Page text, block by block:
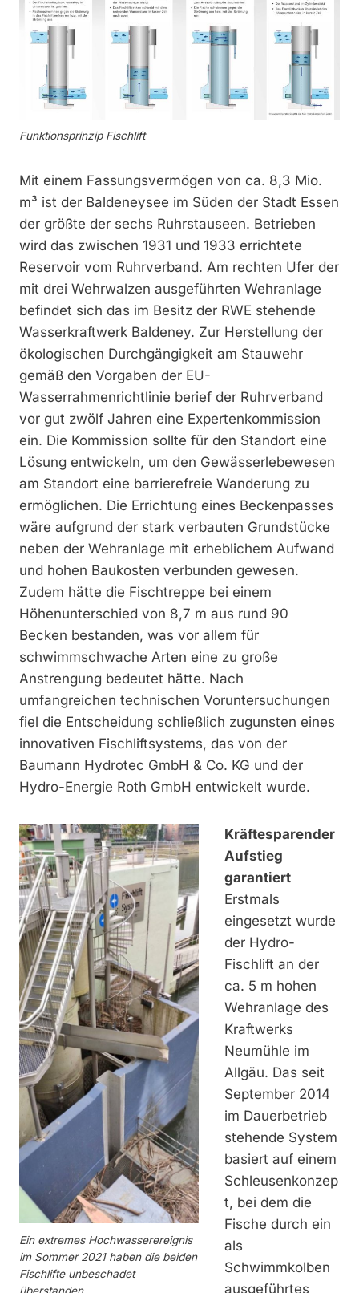
Funktionsprinzip Fischlift
Mit einem Fassungsvermögen von ca. 8,3 Mio.
m³ ist der Baldeneysee im Süden der Stadt Essen
der größte der sechs Ruhrstauseen. Betrieben
wird das zwischen 1931 und 1933 errichtete
Reservoir vom Ruhrverband. Am rechten Ufer der
mit drei Wehrwalzen ausgeführten Wehranlage
befindet sich das im Besitz der RWE stehende
Wasserkraftwerk Baldeney. Zur Herstellung der
ökologischen Durchgängigkeit am Stauwehr
gemäß den Vorgaben der EU-
Wasserrahmenrichtlinie berief der Ruhrverband
vor gut zwölf Jahren eine Expertenkommission
ein. Die Kommission sollte für den Standort eine
Lösung entwickeln, um den Gewässerlebewesen
am Standort eine barrierefreie Wanderung zu
ermöglichen. Die Errichtung eines Beckenpasses
wäre aufgrund der stark verbauten Grundstücke
neben der Wehranlage mit erheblichem Aufwand
und hohen Baukosten verbunden gewesen.
Zudem hätte die Fisch­treppe bei einem
Höhenunterschied von 8,7 m aus rund 90
Becken bestanden, was vor allem für
schwimmschwache Arten eine zu große
Anstrengung bedeutet hätte. Nach
umfangreichen technischen Voruntersuchungen
fiel die Entscheidung schließlich zugunsten eines
innovativen Fischliftsystems, das von der
Baumann Hydrotec GmbH & Co. KG und der
Hydro-Energie Roth GmbH entwickelt wurde.
Ein extremes Hochwasserereignis
im Sommer 2021 haben die beiden
Fischlifte unbeschadet
Kräftesparender
Aufstieg
garantiert
Erstmals
eingesetzt wurde
der Hydro-
Fischlift an der
ca. 5 m hohen
Wehranlage des
Kraftwerks
Neumühle im
Allgäu. Das seit
September 2014
im Dauerbetrieb
stehende System
basiert auf einem
Schleusenkonzep
t, bei dem die
Fische durch ein
als
Schwimmkolben
ausgeführtes